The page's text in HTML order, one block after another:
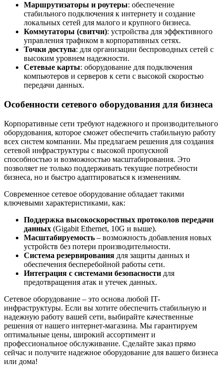
Маршрутизаторы и роутеры: обеспечение
стабильного подключения к интернету и создание
локальных сетей для малого и крупного бизнеса.
Коммутаторы (свитчи): устройства для эффективного
управления трафиком в корпоративных сетях.
Точки доступа: для организации беспроводных сетей с
высоким уровнем надежности.
Сетевые карты: оборудование для подключения
компьютеров и серверов к сети с высокой скоростью
передачи данных.
Особенности сетевого оборудования для бизнеса
Корпоративные сети требуют надежного и производительного
оборудования, которое сможет обеспечить стабильную работу
всех систем компании. Мы предлагаем решения для создания
сетевой инфраструктуры с высокой пропускной
способностью и возможностью масштабирования. Это
позволяет не только поддерживать текущие потребности
бизнеса, но и быстро адаптироваться к изменениям.
Современное сетевое оборудование обладает такими
ключевыми характеристиками, как:
Поддержка высокоскоростных протоколов передачи
данных (Gigabit Ethernet, 10G и выше).
Масштабируемость – возможность добавления новых
устройств без потери производительности.
Система резервирования для защиты данных и
обеспечения бесперебойной работы сети.
Интеграция с системами безопасности для
предотвращения атак и утечек данных.
Сетевое оборудование – это основа любой IT-
инфраструктуры. Если вы хотите обеспечить стабильную и
надежную работу вашей сети, выбирайте качественные
решения от нашего интернет-магазина. Мы гарантируем
оптимальные цены, широкий ассортимент и
профессиональное обслуживание. Сделайте заказ прямо
сейчас и получите надежное оборудование для вашего бизнеса
или дома!